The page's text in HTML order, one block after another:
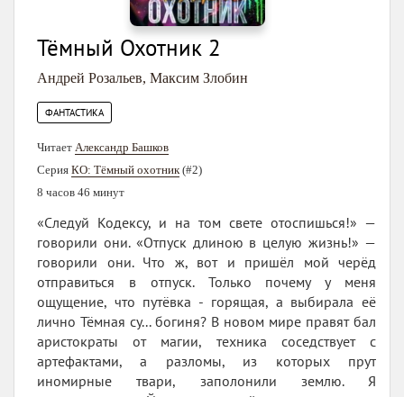
Тёмный Охотник 2
Андрей Розальев, Максим Злобин
ФАНТАСТИКА
Читает Александр Башков
Серия КО: Тёмный охотник(#2)
8 часов 46 минут
«Следуй Кодексу, и на том свете отоспишься!» —
говорили они. «Отпуск длиною в целую жизнь!» —
говорили они. Что ж, вот и пришёл мой черёд
отправиться в отпуск. Только почему у меня
ощущение, что путёвка - горящая, а выбирала её
лично Тёмная су... богиня? В новом мире правят бал
аристократы от магии, техника соседствует с
артефактами, а разломы, из которых прут
иномирные твари, заполонили землю. Я